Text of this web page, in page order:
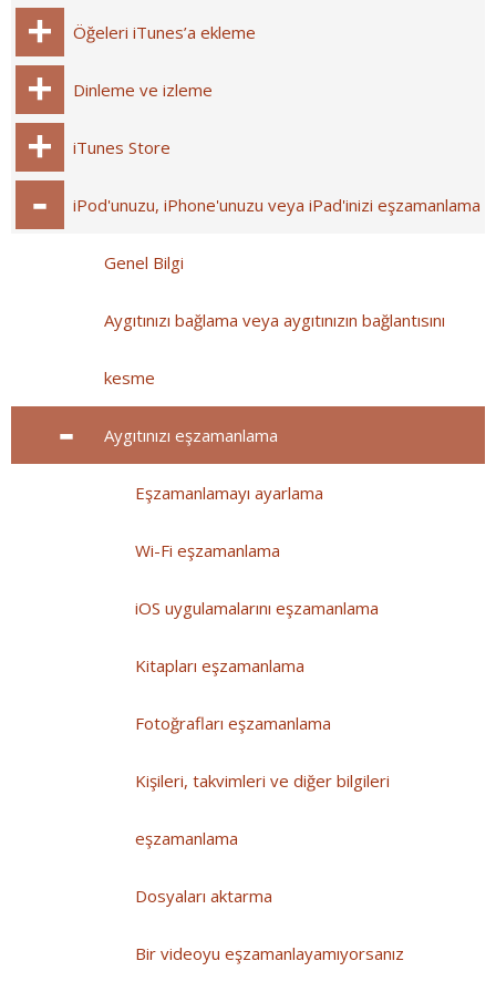
Öğeleri iTunes’a ekleme
Dinleme ve izleme
iTunes Store
iPod'unuzu, iPhone'unuzu veya iPad'inizi eşzamanlama
Genel Bilgi
Aygıtınızı bağlama veya aygıtınızın bağlantısını
kesme
Aygıtınızı eşzamanlama
Eşzamanlamayı ayarlama
Wi-Fi eşzamanlama
iOS uygulamalarını eşzamanlama
Kitapları eşzamanlama
Fotoğrafları eşzamanlama
Kişileri, takvimleri ve diğer bilgileri
eşzamanlama
Dosyaları aktarma
Bir videoyu eşzamanlayamıyorsanız